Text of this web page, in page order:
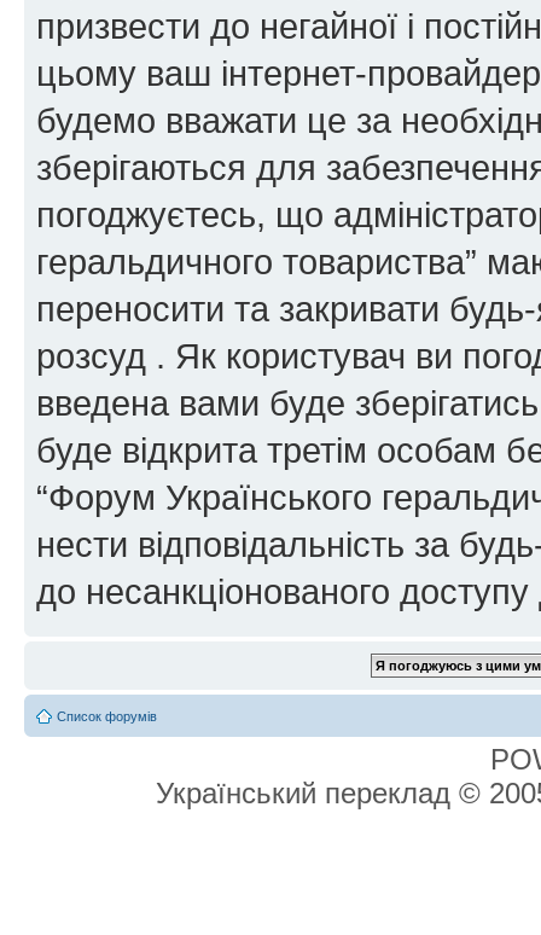
призвести до негайної і
цьому ваш інтернет-
будемо вважати це за
зберігаються для
погоджуєтесь, що
геральдичного товариства”
переносити та закривати
розсуд . Як користувач ви
введена вами буде
буде відкрита третім особам
“Форум Українського
нести відповідальність за
до несанкціонованого доступу
Список форумів
Український переклад ©